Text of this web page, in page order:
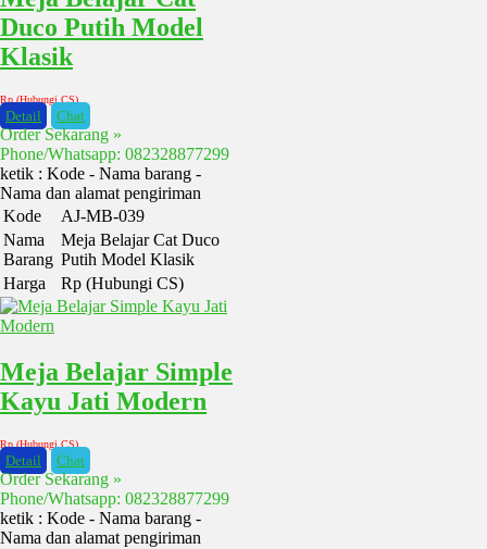
Duco Putih Model
Klasik
Rp (Hubungi CS)
Detail Chat
Order Sekarang »
Phone/Whatsapp: 082328877299
ketik : Kode - Nama barang -
Nama dan alamat pengiriman
Kode
AJ-MB-039
Nama
Barang
Meja Belajar Cat Duco
Putih Model Klasik
Harga
Rp (Hubungi CS)
Meja Belajar Simple
Kayu Jati Modern
Rp (Hubungi CS)
Detail Chat
Order Sekarang »
Phone/Whatsapp: 082328877299
ketik : Kode - Nama barang -
Nama dan alamat pengiriman